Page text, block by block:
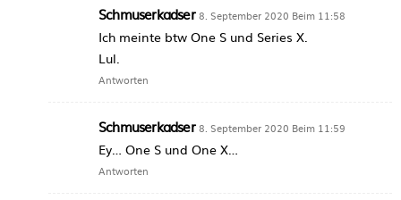
Schmuserkadser 8. September 2020 Beim 11:58
Ich meinte btw One S und Series X.
Lul.
Antworten
Schmuserkadser 8. September 2020 Beim 11:59
Ey… One S und One X…
Antworten